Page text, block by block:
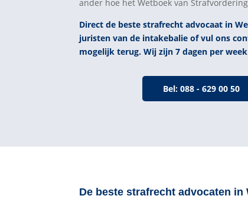
ander hoe het Wetboek van
Direct de beste strafrecht advocaat in
juristen van de intakebalie of vul ons
mogelijk terug. Wij zijn 7 dagen per
Bel: 088 - 629 00 50
De beste strafrecht advocaten in